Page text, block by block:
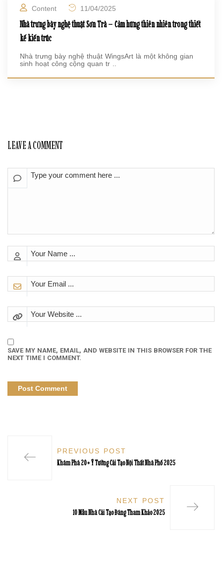
Content 11/04/2025
Nhà trưng bày nghệ thuật Sơn Trà – Cảm hứng thiên nhiên trong thiết
kế kiến trúc
Nhà trưng bày nghệ thuật WingsArt là một không gian
sinh hoạt công cộng quan tr ..
LEAVE A COMMENT
SAVE MY NAME, EMAIL, AND WEBSITE IN THIS BROWSER FOR THE
NEXT TIME I COMMENT.
PREVIOUS POST
Khám Phá 20+ Ý Tưởng Cải Tạo Nội Thất Nhà Phố 2025
NEXT POST
10 Mẫu Nhà Cải Tạo Đáng Tham Khảo 2025